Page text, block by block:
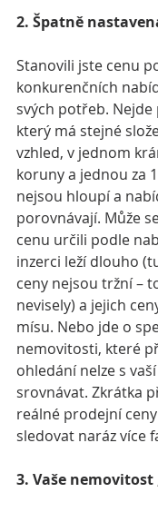
2. Špatně
Stanovili jste cenu
konkurenčních
svých potřeb.
který má stejné
vzhled, v jednom
koruny a jednou za
nejsou hloupí a
porovnávají. Může
cenu určili podle
inzerci leží dlouho
ceny nejsou tržní –
nevisely) a jejich
mísu. Nebo jde o
nemovitosti, které
ohledání nelze s
srovnávat. Zkrátka
reálné prodejní
sledovat naráz více
3. Vaše nemovitost